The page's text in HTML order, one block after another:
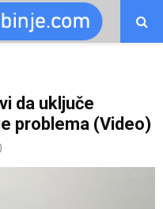
da uključe
problema (Video)